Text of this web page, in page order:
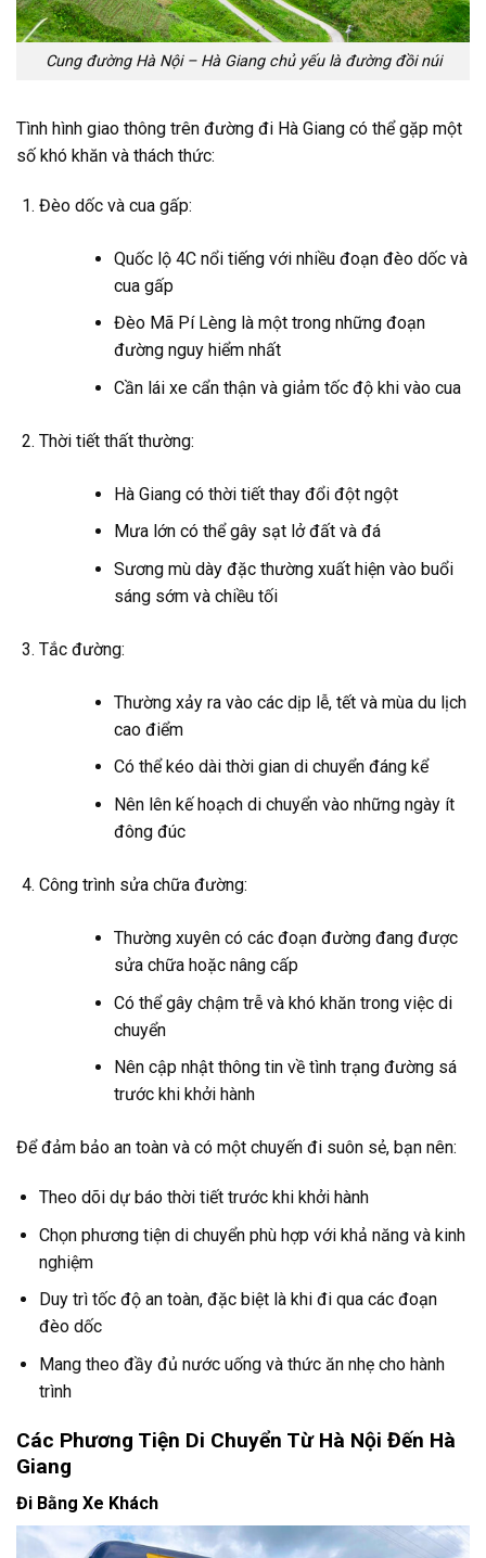
Cung đường Hà Nội – Hà Giang chủ yếu là đường đồi núi
Tình hình giao thông trên đường đi Hà Giang có thể gặp một
số khó khăn và thách thức:
Đèo dốc và cua gấp:
Quốc lộ 4C nổi tiếng với nhiều đoạn đèo dốc và
cua gấp
Đèo Mã Pí Lèng là một trong những đoạn
đường nguy hiểm nhất
Cần lái xe cẩn thận và giảm tốc độ khi vào cua
Thời tiết thất thường:
Hà Giang có thời tiết thay đổi đột ngột
Mưa lớn có thể gây sạt lở đất và đá
Sương mù dày đặc thường xuất hiện vào buổi
sáng sớm và chiều tối
Tắc đường:
Thường xảy ra vào các dịp lễ, tết và mùa du lịch
cao điểm
Có thể kéo dài thời gian di chuyển đáng kể
Nên lên kế hoạch di chuyển vào những ngày ít
đông đúc
Công trình sửa chữa đường:
Thường xuyên có các đoạn đường đang được
sửa chữa hoặc nâng cấp
Có thể gây chậm trễ và khó khăn trong việc di
chuyển
Nên cập nhật thông tin về tình trạng đường sá
trước khi khởi hành
Để đảm bảo an toàn và có một chuyến đi suôn sẻ, bạn nên:
Theo dõi dự báo thời tiết trước khi khởi hành
Chọn phương tiện di chuyển phù hợp với khả năng và kinh
nghiệm
Duy trì tốc độ an toàn, đặc biệt là khi đi qua các đoạn
đèo dốc
Mang theo đầy đủ nước uống và thức ăn nhẹ cho hành
trình
Các Phương Tiện Di Chuyển Từ Hà Nội Đến Hà
Giang
Đi Bằng Xe Khách